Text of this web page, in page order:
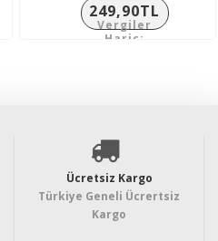
249,90TL
Vergiler
Hariç:
Ücretsiz Kargo
Türkiye Geneli Ücrertsiz
Kargo